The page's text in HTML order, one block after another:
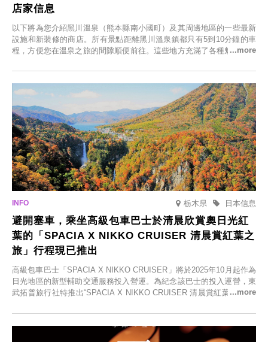
店家信息
以下將為您介紹黑川溫泉（熊本縣南小國町）及其周邊地區的一些最新
設施和新裝修的商店。所有景點距離黑川溫泉鎮都只有5到10分鐘的車
程，方便您在溫泉之旅的間隙順便前往。這些地方充滿了各種魅力，包
食材的餐廳。讓您體驗黑川溫泉的全新樂趣。
栃木県 日本信息
避開塞車，乘坐高級包車巴士於清晨欣賞奧日光紅
葉的「SPACIA X NIKKO CRUISER 清晨賞紅葉之
旅」行程現已推出
高級包車巴士「SPACIA X NIKKO CRUISER」將於2025年10月起作為
日光地區的新型輔助交通服務投入營運。為紀念該巴士的投入運營，東
武拓普旅行社特推出“SPACIA X NIKKO CRUISER 清晨賞紅葉之旅”，